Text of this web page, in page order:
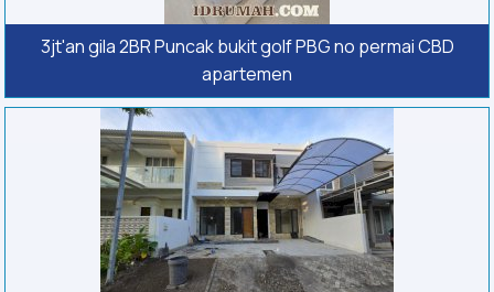
3jt'an gila 2BR Puncak bukit golf PBG no permai CBD
apartemen